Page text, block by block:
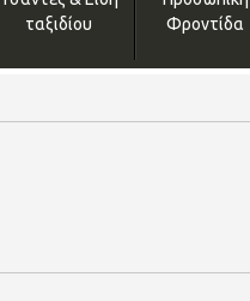
ταξιδίου
Φροντίδα